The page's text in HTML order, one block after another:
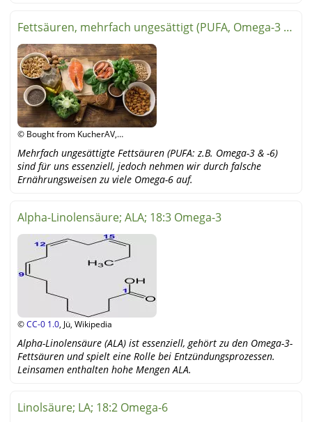
Fettsäuren, mehrfach ungesättigt (PUFA, Omega-3 &
-6)
© Bought from KucherAV,
Mehrfach ungesättigte Fettsäuren (PUFA: z.B. Omega-3 & -6)
sind für uns essenziell, jedoch nehmen wir durch falsche
Ernährungsweisen zu viele Omega-6 auf.
Alpha-Linolensäure; ALA; 18:3 Omega-3
©CC-0 1.0, Jü, Wikipedia
Alpha-Linolensäure (ALA) ist essenziell, gehört zu den Omega-3-
Fettsäuren und spielt eine Rolle bei Entzündungsprozessen.
Leinsamen enthalten hohe Mengen ALA.
Linolsäure; LA; 18:2 Omega-6